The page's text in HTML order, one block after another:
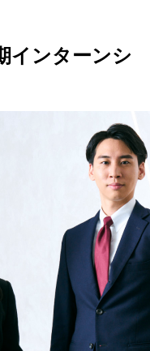
インターンシ